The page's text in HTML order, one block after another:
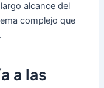
alcance del
complejo que
a las